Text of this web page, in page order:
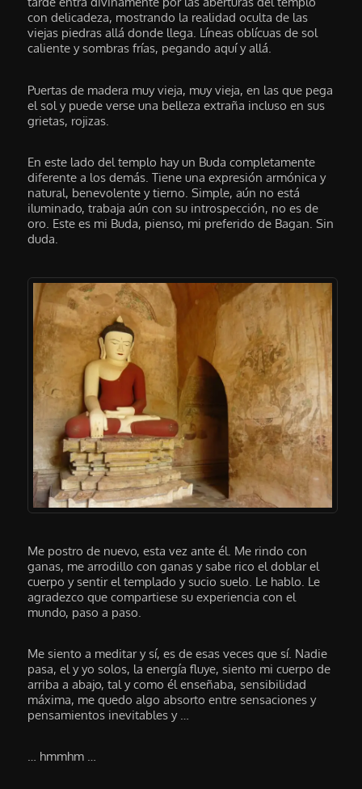
con delicadeza, mostrando la realidad oculta de las
viejas piedras allá donde llega. Líneas oblícuas de sol
caliente y sombras frías, pegando aquí y allá.
Puertas de madera muy vieja, muy vieja, en las que pega
el sol y puede verse una belleza extraña incluso en sus
grietas, rojizas.
En este lado del templo hay un Buda completamente
diferente a los demás. Tiene una expresión armónica y
natural, benevolente y tierno. Simple, aún no está
iluminado, trabaja aún con su introspección, no es de
oro. Este es mi Buda, pienso, mi preferido de Bagan. Sin
duda.
Me postro de nuevo, esta vez ante él. Me rindo con
ganas, me arrodillo con ganas y sabe rico el doblar el
cuerpo y sentir el templado y sucio suelo. Le hablo. Le
agradezco que compartiese su experiencia con el
mundo, paso a paso.
Me siento a meditar y sí, es de esas veces que sí. Nadie
pasa, el y yo solos, la energía fluye, siento mi cuerpo de
arriba a abajo, tal y como él enseñaba, sensibilidad
máxima, me quedo algo absorto entre sensaciones y
pensamientos inevitables y …
… hmmhm …